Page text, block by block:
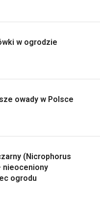
w ogrodzie
owady w Polsce
(Nicrophorus
nieoceniony
ogrodu